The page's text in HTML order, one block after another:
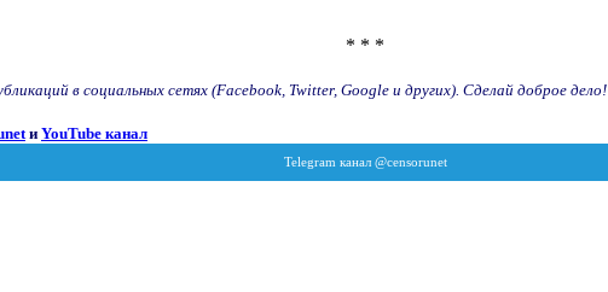
* * *
в социальных сетях (Facebook, Twitter, Google и других). Сделай доброе дело!
и YouTube канал